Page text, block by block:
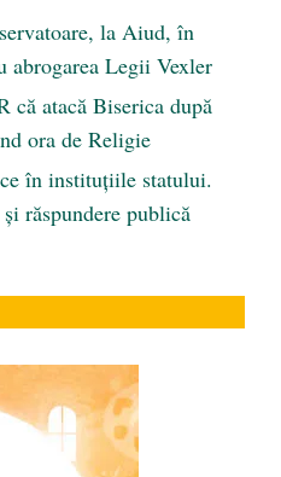
la Aiud, în
abrogarea Legii Vexler
că atacă Biserica după
ora de Religie
în instituțiile statului.
răspundere publică